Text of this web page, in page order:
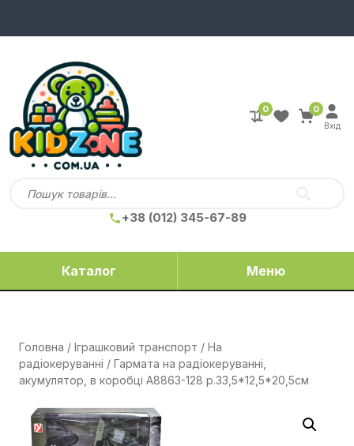
+38 (012) 345-67-89
0 0
Вхід
Каталог Меню
Головна / Іграшковий транспорт / На
радіокеруванні / Гармата на радіокеруванні,
акумулятор, в коробці A8863-128 р.33,5*12,5*20,5см